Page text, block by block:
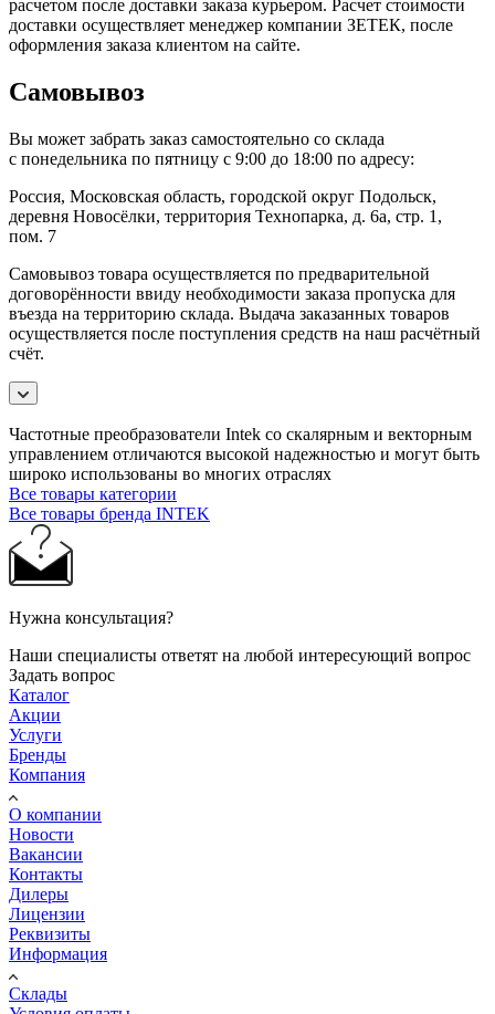
расчетом после доставки заказа курьером. Расчет стоимости
доставки осуществляет менеджер компании ЗЕТЕК, после
оформления заказа клиентом на сайте.
Самовывоз
Вы может забрать заказ самостоятельно со склада
с понедельника по пятницу с 9:00 до 18:00 по адресу:
Россия, Московская область, городской округ Подольск,
деревня Новосёлки, территория Технопарка, д. 6а, стр. 1,
пом. 7
Самовывоз товара осуществляется по предварительной
договорённости ввиду необходимости заказа пропуска для
въезда на территорию склада. Выдача заказанных товаров
осуществляется после поступления средств на наш расчётный
счёт.
Частотные преобразователи Intek со скалярным и векторным
управлением отличаются высокой надежностью и могут быть
широко использованы во многих отраслях
Все товары категории
Все товары бренда INTEK
Нужна консультация?
Наши специалисты ответят на любой интересующий вопрос
Задать вопрос
Каталог
Акции
Услуги
Бренды
Компания
О компании
Новости
Вакансии
Контакты
Дилеры
Лицензии
Реквизиты
Информация
Склады